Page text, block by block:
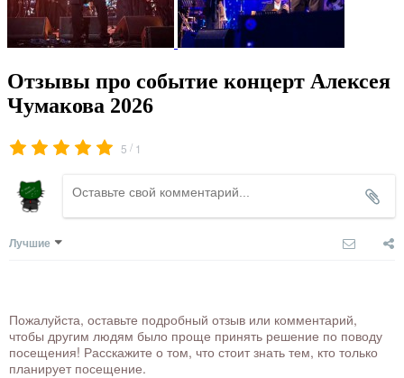
Отзывы про событие концерт Алексея
Чумакова 2026
5 / 1
Лучшие
Пожалуйста, оставьте подробный отзыв или комментарий,
чтобы другим людям было проще принять решение по поводу
посещения! Расскажите о том, что стоит знать тем, кто только
планирует посещение.